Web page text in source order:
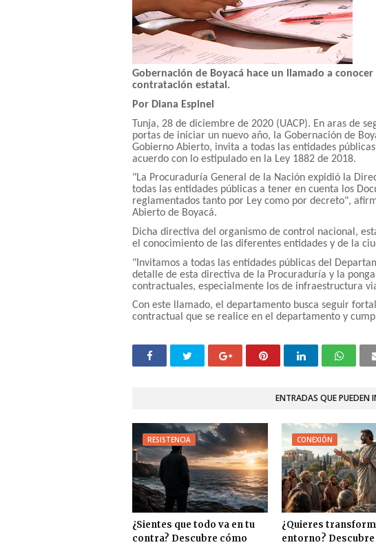
Gobernación de Boyacá hace un llamado a
contratación estatal.
Por Diana Espinel
Tunja, 28 de diciembre de 2020 (UACP). En aras de
portas de iniciar un nuevo año, la Gobernación de
Gobierno Abierto, invita a todas las entidades
acuerdo con lo estipulado en la Ley 1882 de 2018.
"La Procuraduría General de la Nación expidió la
todas las entidades públicas a tener en cuenta los
reglamentados tanto por Ley como por decreto",
Abierto de Boyacá.
Dicha directiva del organismo de control nacional,
el conocimiento de las diferentes entidades y de la
"Invitamos a todas las entidades públicas del
detalle de esta directiva de la Procuraduría y la
contractuales, especialmente los de infraestructura
Con este llamado, el departamento busca seguir
contractual que se realice en el departamento y
ENTRADAS QUE PUEDEN
RESISTENCIA
¿Sientes que todo va en tu
contra? Descubre cómo
CONEXIÓN
¿Quieres
entorno? Descubre